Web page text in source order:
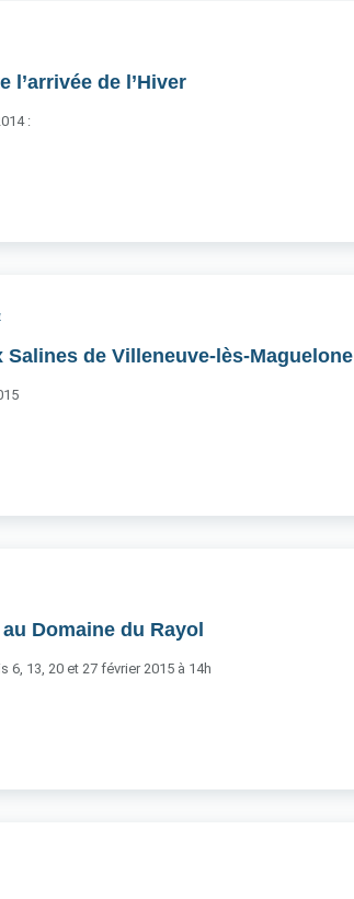
l’arrivée de l’Hiver
:
Salines de Villeneuve-lès-Maguelone
Domaine du Rayol
6, 13, 20 et 27 février 2015 à 14h